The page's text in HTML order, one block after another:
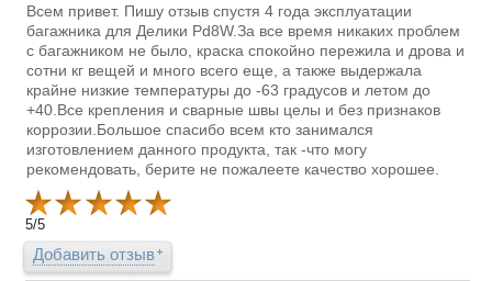
Всем привет. Пишу отзыв спустя 4 года эксплуатации
багажника для Делики Pd8W.За все время никаких проблем
с багажником не было, краска спокойно пережила и дрова и
сотни кг вещей и много всего еще, а также выдержала
крайне низкие температуры до -63 градусов и летом до
+40.Все крепления и сварные швы целы и без признаков
коррозии.Большое спасибо всем кто занимался
изготовлением данного продукта, так -что могу
рекомендовать, берите не пожалеете качество хорошее.
5/5
Добавить отзыв